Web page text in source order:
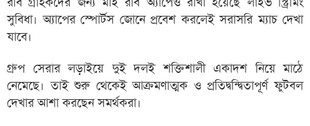
সুবিধা। অ্যাপের স্পোর্টস জোনে প্রবেশ করলেই সরাসরি ম্যাচ দেখা
যাবে।
গ্রুপ সেরার লড়াইয়ে দুই দলই শক্তিশালী একাদশ নিয়ে মাঠে
নেমেছে। তাই শুরু থেকেই আক্রমণাত্মক ও প্রতিদ্বন্দ্বিতাপূর্ণ ফুটবল
দেখার আশা করছেন সমর্থকরা।